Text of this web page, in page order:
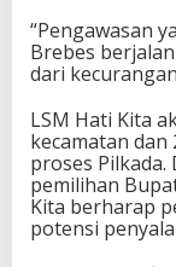
“Pengawasan
Brebes
dari
LSM Hati Kita
kecamatan
proses Pilkada.
pemilihan
Kita berharap
potensi